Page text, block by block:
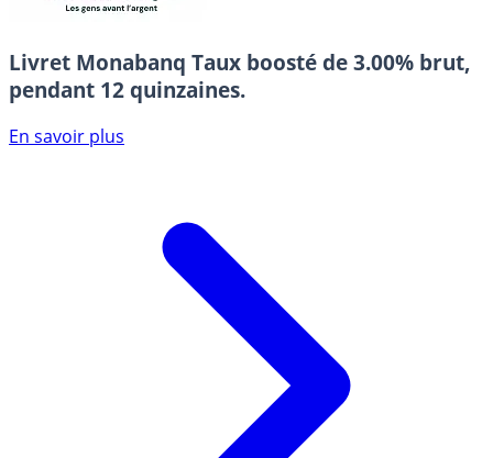
Livret Monabanq Taux boosté de 3.00% brut,
pendant 12 quinzaines.
En savoir plus